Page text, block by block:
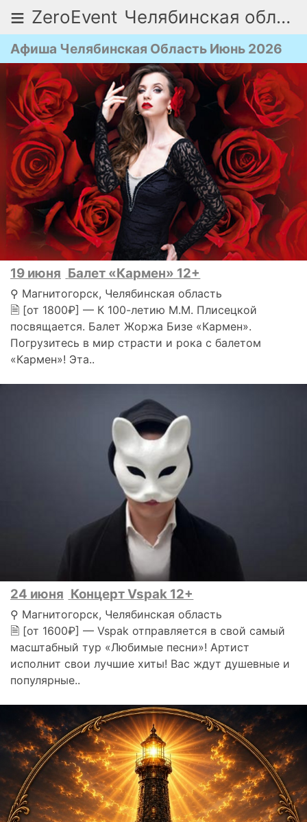
≡ ZeroEvent Челябинская область
Афиша Челябинская Область Июнь 2026
19 июня Балет «Кармен» 12+
⚲ Магнитогорск, Челябинская область
🗎 [от 1800₽] — К 100-летию М.М. Плисецкой
посвящается. Балет Жоржа Бизе «Кармен».
Погрузитесь в мир страсти и рока с балетом
«Кармен»! Эта..
24 июня Концерт Vspak 12+
⚲ Магнитогорск, Челябинская область
🗎 [от 1600₽] — Vspak отправляется в свой самый
масштабный тур «Любимые песни»! Артист
исполнит свои лучшие хиты! Вас ждут душевные и
популярные..